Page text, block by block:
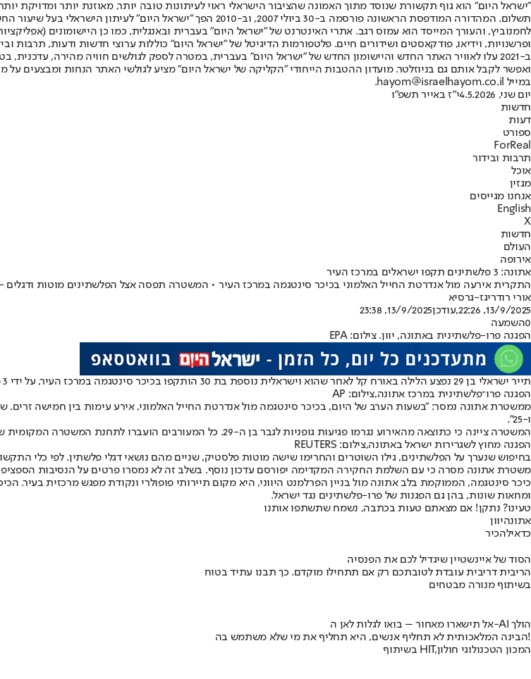
"ישראל היום" הוא גוף תקשורת שנוסד מתוך האמונה שהציבור הישראלי ראוי לעיתונות טובה יותר, מאוזנת יותר ומדויקת
תשלום. המהדורה המודפסת הראשונה פורסמה ב-30 ביולי 2007, וב-2010
ופרשנויות, וידיאו, פודקאסטים ושידורים חיים. פלטפורמות הדיגיטל של "ישראל היום" כוללות ערוצי חדשות ודעות, תרבות
ב-2021 עלו לאוויר האתר החדש והיישומון החדש של "ישראל היום" בעברית, במטרה לספק לגולשים חוויה מהירה,
ואפשר לקבל אותם גם בניוזלטר. מועדון ההטבות הייחודי "הקליקה של ישראל היום" מציע לגולשי האתר הנחות ומבצעים על
במייל hayom@israelhayom.co.il.
יום שני, 4.5.2026
י"ז באייר תשפ"ו
חדשות
דעות
ספורט
ForReal
תרבות ובידור
אוכל
מגזין
אנחנו מגייסים
English
X
חדשות
העולם
אירופה
אתונה: 3 פלשתינים תקפו ישראלים במרכז העיר
התקרית אירעה מול אנדרטת החייל האלמוני בכיכר סינטגמה במרכז העיר • המשטרה תפסה אצל הפלשתינים מוטות ודגלים
אורי רודריגז-גרסיא
13/9/2025, 22:26
,עודכן13/9/2025, 23:38
0השמעה
הפגנה פרו-פלשתינית באתונה, יוון. צילום: EPA
תייר ישראלי בן 29 נפצע הלילה באורח קל לאחר שהוא וישראלית נוספת בת 30 הותקפו בכיכר סינטגמה במרכז העיר, על ידי 3 פלשתינים. כל המעורבים הובאו לחקירה במשטרה. על הפלשתינים נמצאו מוטות ודגלי פלשתין.
הפגנה פרו־פלשתינית במרכז אתונה,צילום: AP
ו-25".
המשטרה ציינה כי כתוצאה מהאירוע נגרמו פגיעות גופניות לגבר בן ה-29. כל המעורבים הועברו לתחנת המשטרה המקומית של סינטגמה לחקירה.
הפגנה מחוץ לשגרירות ישראל באתונה,צילום: REUTERS
בחיפוש שנערך על הפלשתינים, גילו השוטרים והחרימו שישה מוטות פלסטיק, שניים מהם נושאי דגלי פלשתין. לפי כלי
משטרת אתונה מסרה כי עם השלמת החקירה המקדימה יפורסם עדכון נוסף. בשלב זה לא נמסרו פרטים על הנסיבות
כיכר סינטגמה, הממוקמת בלב אתונה מול בניין הפרלמנט היווני, היא מקום תיירותי פופולרי ונקודת מפגש מרכזית בעיר.
ומחאות שונות, בהן גם הפגנות של פרו-פלשתינים נגד ישראל.
טעינו? נתקן! אם מצאתם טעות בכתבה, נשמח שתשתפו אותנו
אתונהיוון
כדאילהכיר
הסוד של איינשטיין שיגדיל לכם את הפנסיה
הריבית דריבית עובדת לטובתכם רק אם תתחילו מוקדם. כך תבנו עתיד בטוח
בשיתוף מנורה מבטחים
אל תישארו מאחור – בואו לגלות לאן ה-AI הולך
הבינה המלאכותית לא תחליף אנשים, היא תחליף את מי שלא משתמש בה!
בשיתוף HIT,המכון הטכנולוגי חולון